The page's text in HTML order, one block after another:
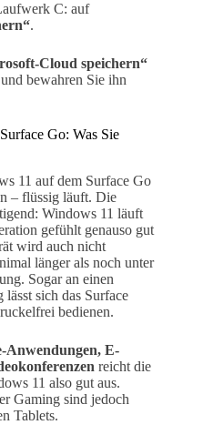
C: auf
.
Cloud speichern“
bewahren Sie ihn
Go: Was Sie
11 auf dem Surface Go
– flüssig läuft. Die
Windows 11 läuft
gefühlt genauso gut
wird auch nicht
länger als noch unter
Sogar an einen
sich das Surface
bedienen.
Anwendungen, E-
reicht die
11 also gut aus.
Gaming sind jedoch
Tablets.